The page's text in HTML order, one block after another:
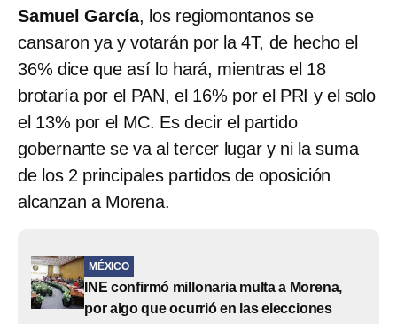
Samuel García, los regiomontanos se
cansaron ya y votarán por la 4T, de hecho el
36% dice que así lo hará, mientras el 18
brotaría por el PAN, el 16% por el PRI y el solo
el 13% por el MC. Es decir el partido
gobernante se va al tercer lugar y ni la suma
de los 2 principales partidos de oposición
alcanzan a Morena.
MÉXICO
INE confirmó millonaria multa a Morena,
por algo que ocurrió en las elecciones